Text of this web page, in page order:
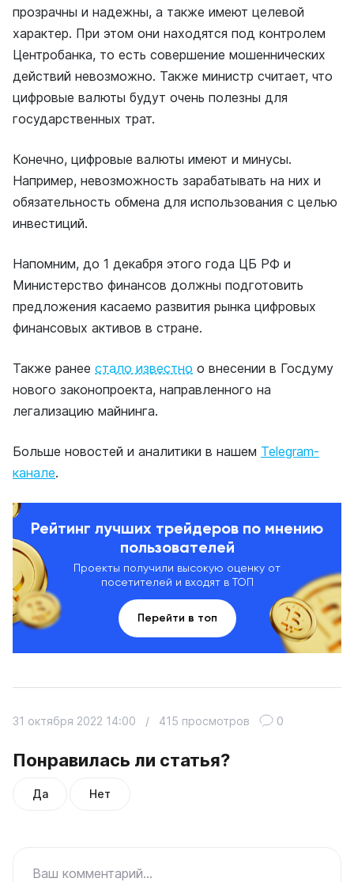
прозрачны и надежны, а также имеют целевой
характер. При этом они находятся под контролем
Центробанка, то есть совершение мошеннических
действий невозможно. Также министр считает, что
цифровые валюты будут очень полезны для
государственных трат.
Конечно, цифровые валюты имеют и минусы.
Например, невозможность зарабатывать на них и
обязательность обмена для использования с целью
инвестиций.
Напомним, до 1 декабря этого года ЦБ РФ и
Министерство финансов должны подготовить
предложения касаемо развития рынка цифровых
финансовых активов в стране.
Также ранее стало известно о внесении в Госдуму
нового законопроекта, направленного на
легализацию майнинга.
Больше новостей и аналитики в нашем Telegram-
канале.
Рейтинг лучших трейдеров по мнению
пользователей
Проекты получили высокую оценку от
посетителей и входят в ТОП
Перейти в топ
Понравилась ли статья?
Да Нет
31 октября 2022 14:00 / 415 просмотров 0
Ваш комментарий...